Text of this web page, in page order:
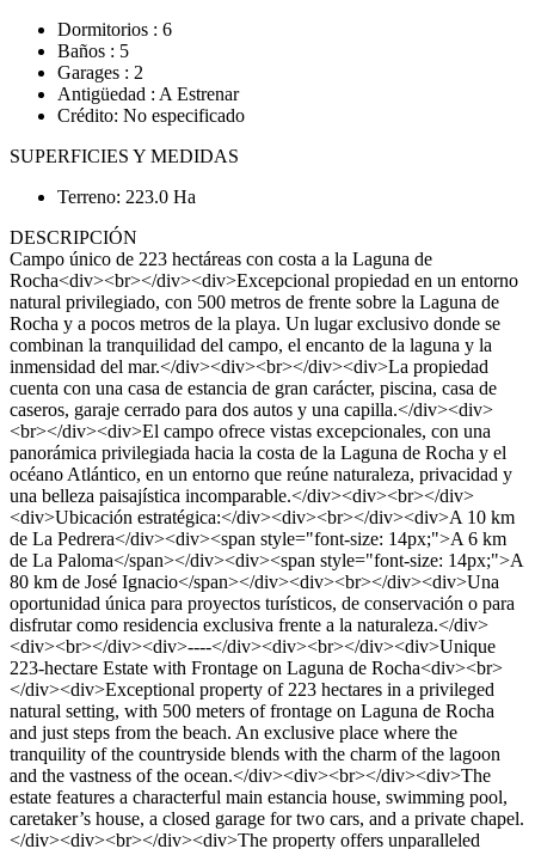
Dormitorios : 6
Baños : 5
Garages : 2
Antigüedad : A Estrenar
Crédito: No especificado
SUPERFICIES Y MEDIDAS
Terreno: 223.0 Ha
DESCRIPCIÓN
Campo único de 223 hectáreas con costa a la Laguna de
Rocha<div><br></div><div>Excepcional propiedad en un entorno
natural privilegiado, con 500 metros de frente sobre la Laguna de
Rocha y a pocos metros de la playa. Un lugar exclusivo donde se
combinan la tranquilidad del campo, el encanto de la laguna y la
inmensidad del mar.</div><div><br></div><div>La propiedad
cuenta con una casa de estancia de gran carácter, piscina, casa de
caseros, garaje cerrado para dos autos y una capilla.</div><div>
<br></div><div>El campo ofrece vistas excepcionales, con una
panorámica privilegiada hacia la costa de la Laguna de Rocha y el
océano Atlántico, en un entorno que reúne naturaleza, privacidad y
una belleza paisajística incomparable.</div><div><br></div>
<div>Ubicación estratégica:</div><div><br></div><div>A 10 km
de La Pedrera</div><div><span style="font-size: 14px;">A 6 km
de La Paloma</span></div><div><span style="font-size: 14px;">A
80 km de José Ignacio</span></div><div><br></div><div>Una
oportunidad única para proyectos turísticos, de conservación o para
disfrutar como residencia exclusiva frente a la naturaleza.</div>
<div><br></div><div>----</div><div><br></div><div>Unique
223-hectare Estate with Frontage on Laguna de Rocha<div><br>
</div><div>Exceptional property of 223 hectares in a privileged
natural setting, with 500 meters of frontage on Laguna de Rocha
and just steps from the beach. An exclusive place where the
tranquility of the countryside blends with the charm of the lagoon
and the vastness of the ocean.</div><div><br></div><div>The
estate features a characterful main estancia house, swimming pool,
caretaker’s house, a closed garage for two cars, and a private chapel.
</div><div><br></div><div>The property offers unparalleled